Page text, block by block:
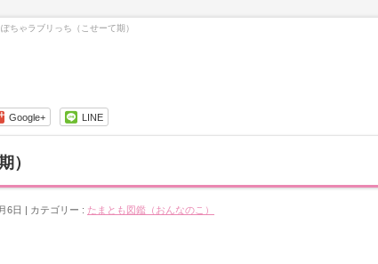
ぽちゃラブリっち（こせーて期）
Google+ LINE
）
6日 カテゴリー : たまとも図鑑（おんなのこ）